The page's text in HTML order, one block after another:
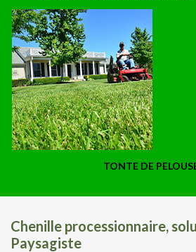
TONTE DE
Chenille processionnaire,
Paysagiste